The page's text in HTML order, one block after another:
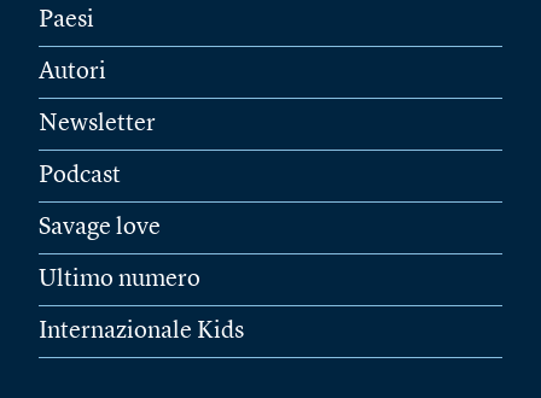
Paesi
Autori
Newsletter
Podcast
Savage love
Ultimo numero
Internazionale Kids